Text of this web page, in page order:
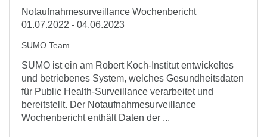
Notaufnahmesurveillance Wochenbericht
01.07.2022 - 04.06.2023
SUMO Team
SUMO ist ein am Robert Koch-Institut entwickeltes
und betriebenes System, welches Gesundheitsdaten
für Public Health-Surveillance verarbeitet und
bereitstellt. Der Notaufnahmesurveillance
Wochenbericht enthält Daten der ...